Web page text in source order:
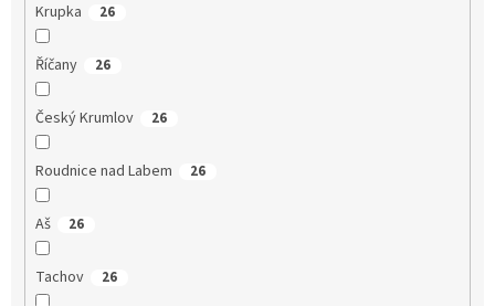
Krupka 26
Říčany 26
Český Krumlov 26
Roudnice nad Labem 26
Aš 26
Tachov 26